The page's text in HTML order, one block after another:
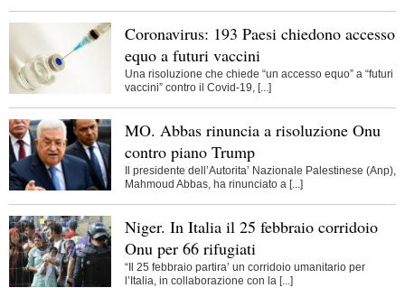
Coronavirus: 193 Paesi chiedono accesso
equo a futuri vaccini
Una risoluzione che chiede “un accesso equo” a “futuri
vaccini” contro il Covid-19, [...]
MO. Abbas rinuncia a risoluzione Onu
contro piano Trump
Il presidente dell’Autorita’ Nazionale Palestinese (Anp),
Mahmoud Abbas, ha rinunciato a [...]
Niger. In Italia il 25 febbraio corridoio
Onu per 66 rifugiati
“Il 25 febbraio partira’ un corridoio umanitario per
l’Italia, in collaborazione con la [...]